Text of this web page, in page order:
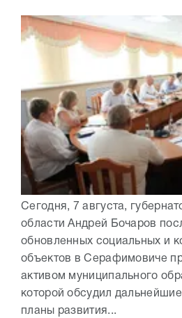
Сегодня, 7 августа,
области Андрей Бочаров
обновленных социальных и
объектов в Серафимовиче
активом муниципального
которой обсудил
планы развития...